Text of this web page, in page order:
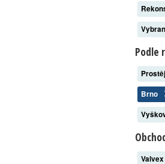
Podle
Brno
Valvex